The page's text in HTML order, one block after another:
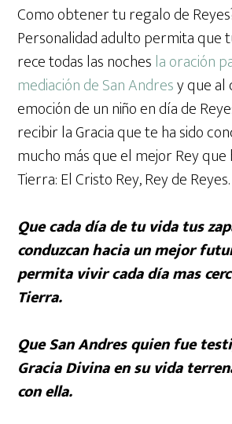
Como obtener tu regalo de
Personalidad adulto permita que
rece todas las noches la oración
mediación de San Andresy que al
emoción de un niño en día de
recibir la Gracia que te ha sido
mucho más que el mejor Rey que
Tierra: El Cristo Rey, Rey de
Que cada día de tu vida tus
conduzcan hacia un mejor
permita vivir cada día mas
Tierra.
Que San Andres quien fue
Gracia Divina en su vida
con ella.